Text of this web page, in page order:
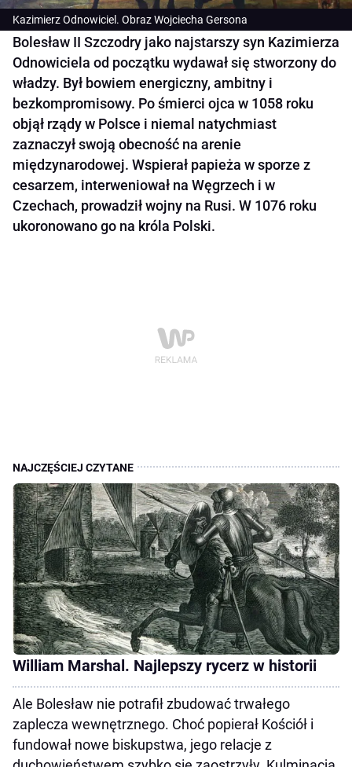
Kazimierz Odnowiciel. Obraz Wojciecha Gersona
Bolesław II Szczodry jako najstarszy syn Kazimierza
Odnowiciela od początku wydawał się stworzony do
władzy. Był bowiem energiczny, ambitny i
bezkompromisowy. Po śmierci ojca w 1058 roku
objął rządy w Polsce i niemal natychmiast
zaznaczył swoją obecność na arenie
międzynarodowej. Wspierał papieża w sporze z
cesarzem, interweniował na Węgrzech i w
Czechach, prowadził wojny na Rusi. W 1076 roku
ukoronowano go na króla Polski.
William Marshal. Najlepszy rycerz w historii
Ale Bolesław nie potrafił zbudować trwałego
zaplecza wewnętrznego. Choć popierał Kościół i
fundował nowe biskupstwa, jego relacje z